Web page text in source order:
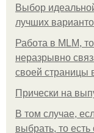
Выбор
лучших
Работа в MLM,
неразрывно
своей страницы
Прически на
В том случае,
выбрать, то